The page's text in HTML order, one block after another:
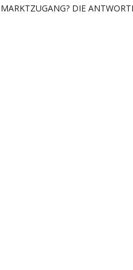
MARKTZUGANG? DIE